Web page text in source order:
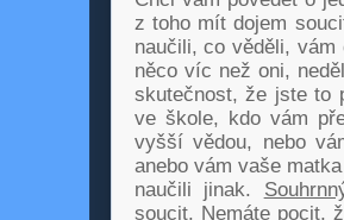
z toho mít dojem
naučili, co věděli,
něco víc než oni,
skutečnost, že jste to
ve škole, kdo vám
vyšší vědou, nebo
anebo vám vaše
naučili jinak.
soucit. Nemáte pocit,